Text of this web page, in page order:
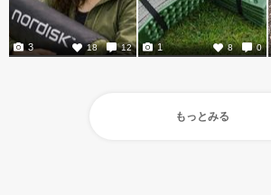
18 12
3 8 0
1
もっとみる